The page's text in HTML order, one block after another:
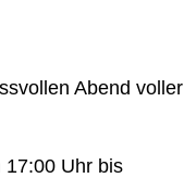
Abend voller
17:00 Uhr bis